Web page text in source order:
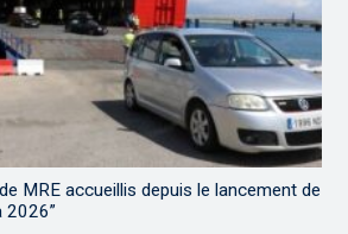
MRE accueillis depuis le lancement de
2026”